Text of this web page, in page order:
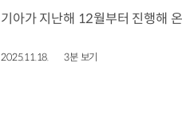
2025.11.18. 3분 보기